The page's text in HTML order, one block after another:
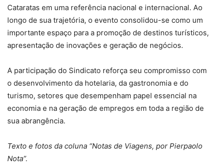
Cataratas em uma referência nacional e internacional. Ao
longo de sua trajetória, o evento consolidou-se como um
importante espaço para a promoção de destinos turísticos,
apresentação de inovações e geração de negócios.
A participação do Sindicato reforça seu compromisso com
o desenvolvimento da hotelaria, da gastronomia e do
turismo, setores que desempenham papel essencial na
economia e na geração de empregos em toda a região de
sua abrangência.
Texto e fotos da coluna “Notas de Viagens, por Pierpaolo
Nota”.